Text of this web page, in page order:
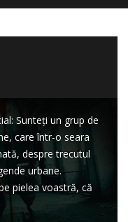
Sunteți un grup de
care într-o seara
despre trecutul
urbane.
pielea voastră, că